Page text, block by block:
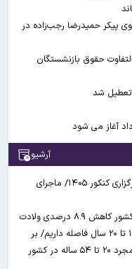
پیکر حمیدرضا رجب‌زاده در
حقوق بازنشستگان
تعطیل شد
آرشیو
توضیحات رییس سازمان سنجش درباره برگزاری کنکور ۱۴۰۵/ ماجرای
کاهش تولدها ادامه دارد؛ در سال گذشته کشور کاهش ۸.۹ درصدی ولادت
داشت / تا بسته شدن پنجره جمعیتی کشور ۱۵ تا ۲۰ سال فاصله داریم/ بر
اساس آمار قطعی، ۷ میلیون و ۳۵۰ هزار مرد مجرد ۲۰ تا ۵۴ ساله در کشور